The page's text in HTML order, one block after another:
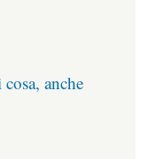
anche